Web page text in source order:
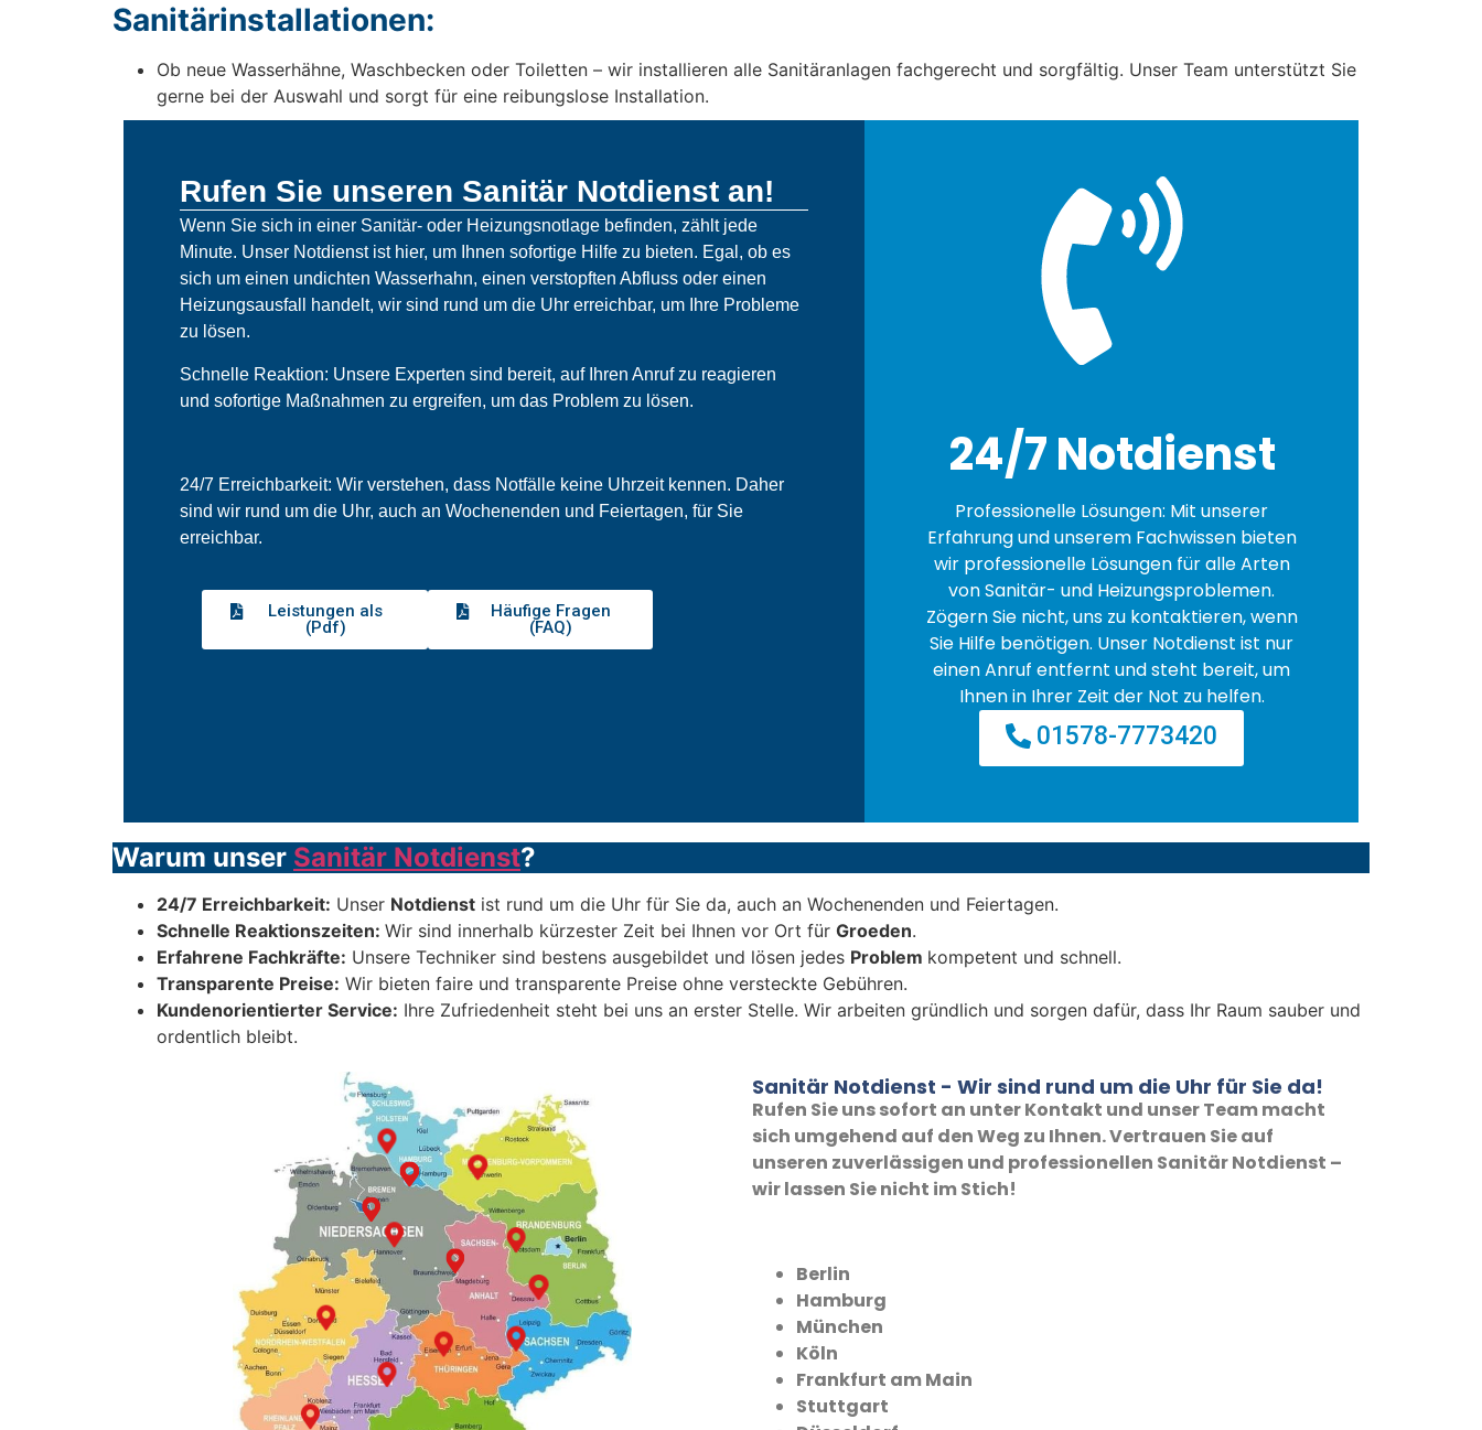
Sanitärinstallationen:
Ob neue Wasserhähne, Waschbecken oder Toiletten – wir installieren alle Sanitäranlagen fachgerecht und sorgfältig. Unser Team unterstützt Sie
gerne bei der Auswahl und sorgt für eine reibungslose Installation.
Rufen Sie unseren Sanitär Notdienst an!
Wenn Sie sich in einer Sanitär- oder Heizungsnotlage befinden, zählt jede
Minute. Unser Notdienst ist hier, um Ihnen sofortige Hilfe zu bieten. Egal, ob es
sich um einen undichten Wasserhahn, einen verstopften Abfluss oder einen
Heizungsausfall handelt, wir sind rund um die Uhr erreichbar, um Ihre Probleme
zu lösen.
Schnelle Reaktion: Unsere Experten sind bereit, auf Ihren Anruf zu reagieren
und sofortige Maßnahmen zu ergreifen, um das Problem zu lösen.
24/7 Erreichbarkeit: Wir verstehen, dass Notfälle keine Uhrzeit kennen. Daher
sind wir rund um die Uhr, auch an Wochenenden und Feiertagen, für Sie
erreichbar.
Leistungen als
(Pdf)
Häufige Fragen
(FAQ)
24/7 Notdienst
Professionelle Lösungen: Mit unserer
Erfahrung und unserem Fachwissen bieten
wir professionelle Lösungen für alle Arten
von Sanitär- und Heizungsproblemen.
Zögern Sie nicht, uns zu kontaktieren, wenn
Sie Hilfe benötigen. Unser Notdienst ist nur
einen Anruf entfernt und steht bereit, um
Ihnen in Ihrer Zeit der Not zu helfen.
01578-7773420
Warum unser Sanitär Notdienst?
24/7 Erreichbarkeit: Unser Notdienst ist rund um die Uhr für Sie da, auch an Wochenenden und Feiertagen.
Schnelle Reaktionszeiten: Wir sind innerhalb kürzester Zeit bei Ihnen vor Ort für Groeden.
Erfahrene Fachkräfte: Unsere Techniker sind bestens ausgebildet und lösen jedes Problem kompetent und schnell.
Transparente Preise: Wir bieten faire und transparente Preise ohne versteckte Gebühren.
Kundenorientierter Service: Ihre Zufriedenheit steht bei uns an erster Stelle. Wir arbeiten gründlich und sorgen dafür, dass Ihr Raum sauber und
ordentlich bleibt.
Sanitär Notdienst - Wir sind rund um die Uhr für Sie da!
Rufen Sie uns sofort an unter Kontakt und unser Team macht
sich umgehend auf den Weg zu Ihnen. Vertrauen Sie auf
unseren zuverlässigen und professionellen Sanitär Notdienst –
wir lassen Sie nicht im Stich!
Berlin
Hamburg
München
Köln
Frankfurt am Main
Stuttgart